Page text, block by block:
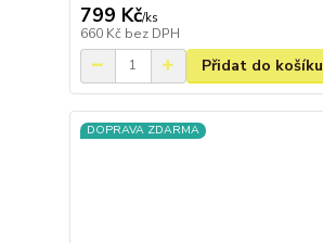
799 Kč/ks
660 Kč bez DPH
Přidat do košíku
DOPRAVA ZDARMA